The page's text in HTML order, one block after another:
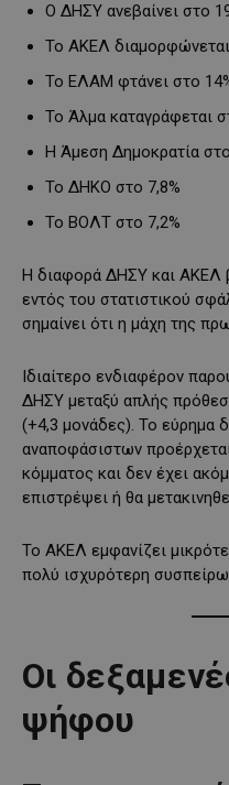
Ο ΔΗΣΥ ανεβαίνει στο
Το ΑΚΕΛ
Το ΕΛΑΜ φτάνει στο
Το Άλμα καταγράφεται
Η Άμεση Δημοκρατία
Το ΔΗΚΟ στο 7,8%
Το ΒΟΛΤ στο 7,2%
Η διαφορά ΔΗΣΥ και ΑΚΕΛ
εντός του στατιστικού
σημαίνει ότι η μάχη της
Ιδιαίτερο ενδιαφέρον
ΔΗΣΥ μεταξύ απλής
(+4,3 μονάδες). Το εύρημα
αναποφάσιστων
κόμματος και δεν έχει
επιστρέψει ή θα
Το ΑΚΕΛ εμφανίζει
πολύ ισχυρότερη
Οι
ψήφου